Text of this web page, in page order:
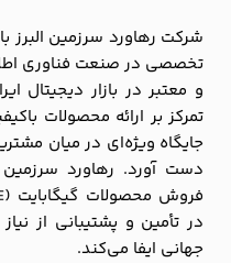
شرکت رهاورد سرزمین
تخصصی در صنعت فناوری
و معتبر در بازار دیجیتال
تمرکز بر ارائه محصولات
جایگاه ویژه‌ای در میان
دست آورد. رهاورد سرزمین
فروش محصولات گیگابایت (
در تأمین و پشتیبانی از
جهانی ایفا می‌کند.